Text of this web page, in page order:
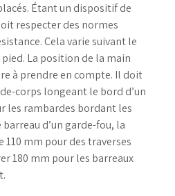
Étant un dispositif de
respecter des normes
Cela varie suivant le
La position de la main
à prendre en compte. Il doit
corps longeant le bord d’un
les rambardes bordant les
d’un garde-fou, la
mm pour des traverses
180 mm pour les barreaux